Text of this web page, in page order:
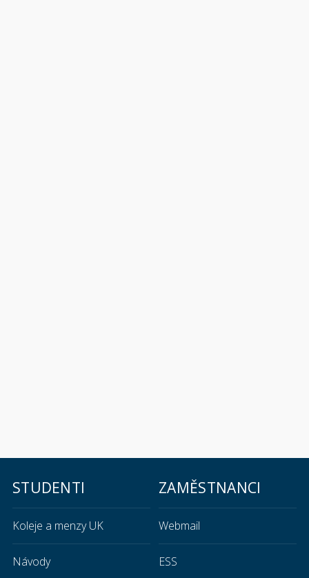
STUDENTI
Koleje a menzy UK
Návody
ZAMĚSTNANCI
Webmail
ESS